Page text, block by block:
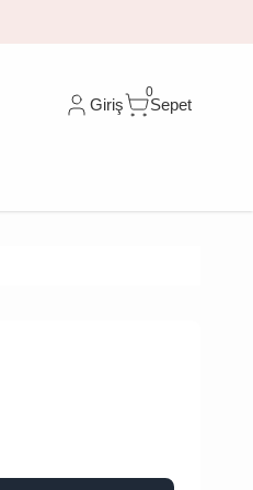
Giriş
0
Sepet